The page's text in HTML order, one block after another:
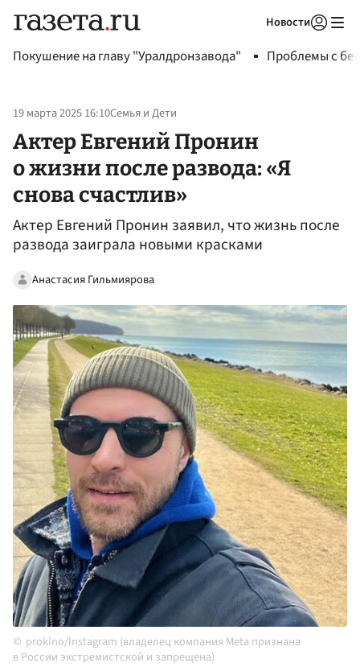
Новости
Покушение на главу "Уралдронзавода" Проблемы с
19 марта 2025 16:10Семья и Дети
Актер Евгений Пронин
о жизни после развода: «Я
снова счастлив»
Актер Евгений Пронин заявил, что жизнь после
развода заиграла новыми красками
Анастасия Гильмиярова
prokino/Instagram (владелец компания Meta признана
в России экстремистской и запрещена)